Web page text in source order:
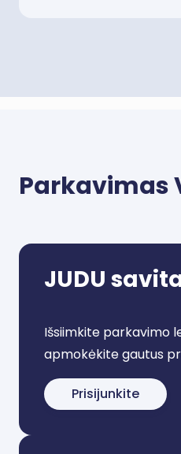
Parkavimas
JUDU
Išsiimkite parkavimo
apmokėkite gautus
Prisijunkite